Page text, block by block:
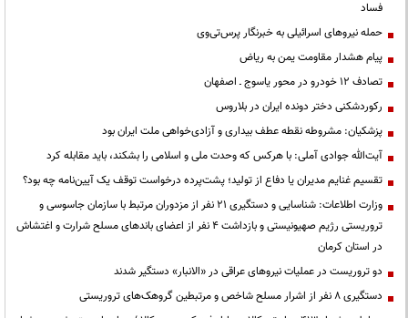
فساد
حمله نیروهای اسرائیلی به خبرنگار پرس‌تی‌وی
پیام هشدار مقاومت یمن به ریاض
تصادف ۱۲ خودرو در محور یاسوج ـ اصفهان
رکوردشکنی دختر دونده ایران در بلاروس
پزشکیان: مشروطه نقطه عطف بیداری و آزادی‌خواهی ملت ایران بود
آیت‌الله جوادی آملی: با هرکس که وحدت ملی و اسلامی را بشکند، باید مقابله کرد
تقسیم غنایم مدیران یا دفاع از تولید؛ پشت‌پرده درخواست توقف یک آیین‌نامه چه بود؟
وزارت اطلاعات: شناسایی و دستگیری ۲۱ نفر از مزدوران مرتبط با سازمان جاسوسی و
تروریستی رژیم صهیونیستی و بازداشت ۴ نفر از اعضای باندهای مسلح شرارت و اغتشاش
در استان کرمان
دو تروریست در عملیات نیروهای عراقی در «الانبار» دستگیر شدند
دستگیری ۸ نفر از اشرار مسلح شاخص و مرتبطین گروهک‌های تروریستی